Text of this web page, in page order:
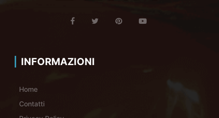
INFORMAZIONI
Home
Contatti